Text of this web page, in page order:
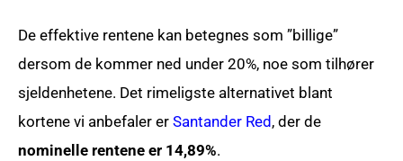
De effektive rentene kan betegnes som ”billige”
dersom de kommer ned under 20%, noe som tilhører
sjeldenhetene. Det rimeligste alternativet blant
kortene vi anbefaler erSantander Red , der de
nominelle rentene er 14,89%.